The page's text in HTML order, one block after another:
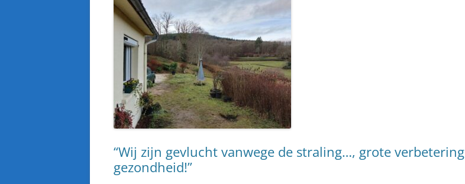
ELEKTROGEVOELIGE MENSEN
“Wij zijn gevlucht vanwege de straling…, grote verbetering
gezondheid!”